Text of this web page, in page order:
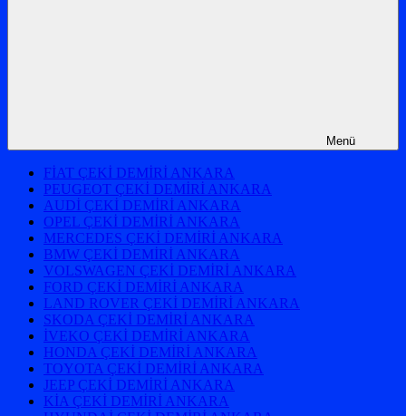
Menü
FİAT ÇEKİ DEMİRİ ANKARA
PEUGEOT ÇEKİ DEMİRİ ANKARA
AUDİ ÇEKİ DEMİRİ ANKARA
OPEL ÇEKİ DEMİRİ ANKARA
MERCEDES ÇEKİ DEMİRİ ANKARA
BMW ÇEKİ DEMİRİ ANKARA
VOLSWAGEN ÇEKİ DEMİRİ ANKARA
FORD ÇEKİ DEMİRİ ANKARA
LAND ROVER ÇEKİ DEMİRİ ANKARA
SKODA ÇEKİ DEMİRİ ANKARA
İVEKO ÇEKİ DEMİRİ ANKARA
HONDA ÇEKİ DEMİRİ ANKARA
TOYOTA ÇEKİ DEMİRİ ANKARA
JEEP ÇEKİ DEMİRİ ANKARA
KİA ÇEKİ DEMİRİ ANKARA